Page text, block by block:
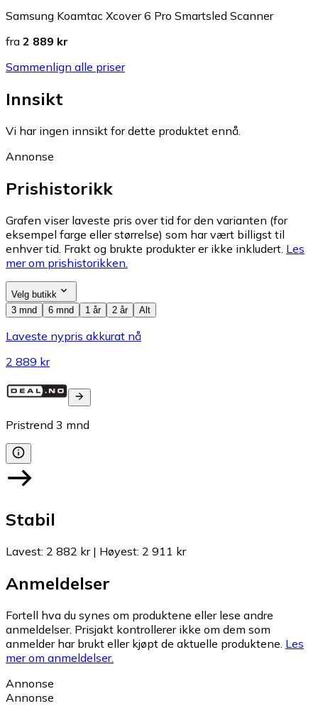
Samsung Koamtac Xcover 6 Pro Smartsled Scanner
fra 2 889 kr
Sammenlign alle priser
Innsikt
Vi har ingen innsikt for dette produktet ennå.
Annonse
Prishistorikk
Grafen viser laveste pris over tid for den varianten (for
eksempel farge eller størrelse) som har vært billigst til
enhver tid. Frakt og brukte produkter er ikke inkludert. Les
mer om prishistorikken.
Velg butikk
3 mnd
6 mnd 1 år 2 år Alt
Laveste nypris akkurat nå
2 889 kr
Pristrend 3 mnd
Stabil
Lavest: 2 882 kr| Høyest: 2 911 kr
Anmeldelser
Fortell hva du synes om produktene eller lese andre
anmeldelser. Prisjakt kontrollerer ikke om dem som
anmelder har brukt eller kjøpt de aktuelle produktene. Les
mer om anmeldelser.
Annonse
Annonse